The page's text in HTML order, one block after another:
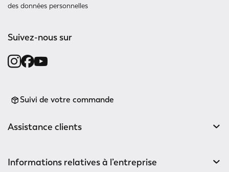
des données personnelles
Suivez-nous sur
Suivi de votre commande
Assistance clients
Informations relatives à l’entreprise